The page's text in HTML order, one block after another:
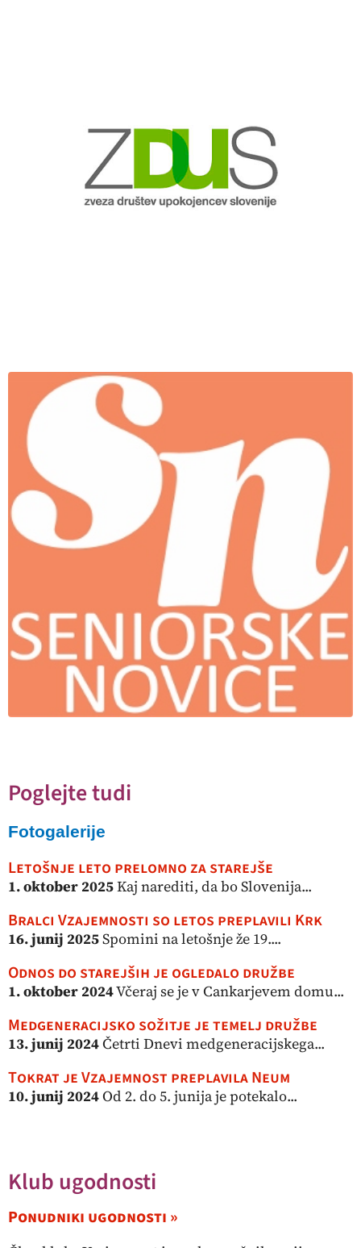
Poglejte tudi
Fotogalerije
Letošnje leto prelomno za starejše
1. oktober 2025Kaj narediti, da bo Slovenija...
Bralci Vzajemnosti so letos preplavili Krk
16. junij 2025Spomini na letošnje že 19....
Odnos do starejših je ogledalo družbe
1. oktober 2024Včeraj se je v Cankarjevem domu...
Medgeneracijsko sožitje je temelj družbe
13. junij 2024Četrti Dnevi medgeneracijskega...
Tokrat je Vzajemnost preplavila Neum
10. junij 2024Od 2. do 5. junija je potekalo...
Klub ugodnosti
Ponudniki ugodnosti »